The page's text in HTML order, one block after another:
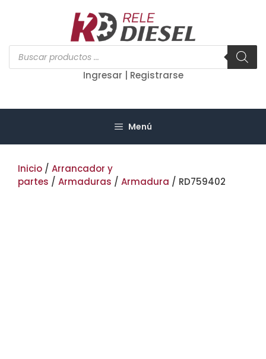
Búsqueda
de
productos
Ingresar | Registrarse
Menú
Inicio / Arrancador y
partes / Armaduras / Armadura / RD759402